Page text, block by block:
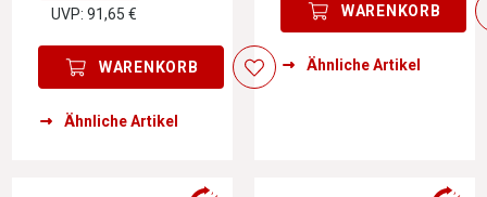
UVP: 91,65 €
WARENKORB
Ähnliche Artikel
WARENKORB
Ähnliche Artikel